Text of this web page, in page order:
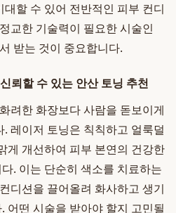
할 수 있어 전반적인 피부 컨디
교한 기술력이 필요한 시술인
받는 것이 중요합니다.
뢰할 수 있는 안산 토닝 추천
려한 화장보다 사람을 돋보이게
레이저 토닝은 칙칙하고 얼룩덜
게 개선하여 피부 본연의 건강한
. 이는 단순히 색소를 치료하는
디션을 끌어올려 화사하고 생기
어떤 시술을 받아야 할지 고민될